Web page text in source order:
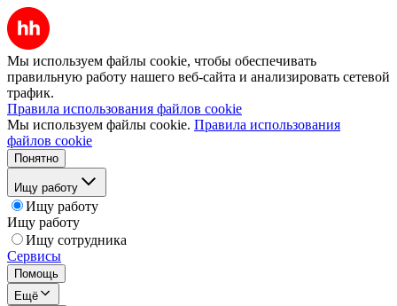
Мы используем файлы cookie, чтобы обеспечивать
правильную работу нашего веб-сайта и анализировать сетевой
трафик.
Правила использования файлов cookie
Мы используем файлы cookie. Правила использования
файлов cookie
Понятно
Ищу работу
Ищу работу
Ищу работу
Ищу сотрудника
Сервисы
Помощь
Ещё